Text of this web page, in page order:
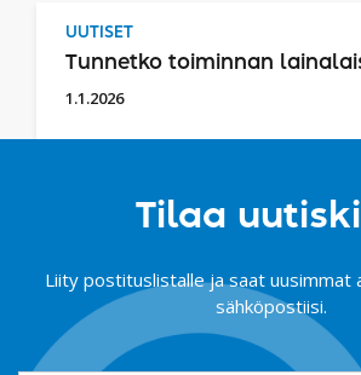
UUTISET
Tunnetko toiminnan
1.1.2026
Tilaa
Liity postituslistalle ja saat uusimmat
sähköpostiisi.